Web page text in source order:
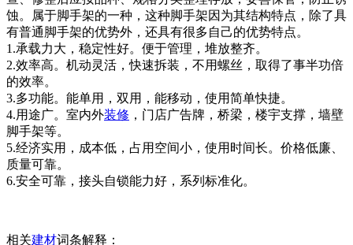
蚀。属于脚手架的一种，这种脚手架因为其结构特点，除了具
有普通脚手架的优势外，还具有很多自己的优势特点。
1.承载力大，稳定性好。便于管理，堆放整齐。
2.效率高。机动灵活，快速拆装，不用螺丝，取得了事半功倍
的效率。
3.多功能。能单用，双用，能移动，使用简单快捷。
4.用途广。室内外装修 ，门店广告牌，桥梁，楼宇支撑，墙壁
脚手架等。
5.经济实用，成本低，占用空间小，使用时间长。价格低廉、
质量可靠。
6.安全可靠，接头自锁能力好，系列标准化。
相关建材词条解释：